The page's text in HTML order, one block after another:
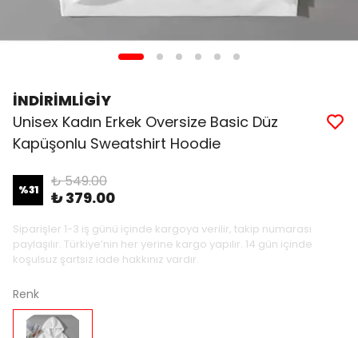
İNDİRİMLİGİY
Unisex Kadın Erkek Oversize Basic Düz
Kapüşonlu Sweatshirt Hoodie
%31 ₺ 549.00
₺ 379.00
Siparişler 1-3 iş günü içinde kargoya verilir, takip numarası
paylaşılır. Türkiye’nin her yerine kargo yapılır. 14 gün içinde
koşulsuz şartsız iade hakkınız vardır.
Renk